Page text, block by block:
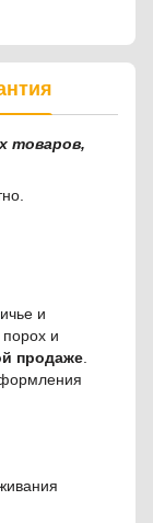
товаров,
и
и
продаже